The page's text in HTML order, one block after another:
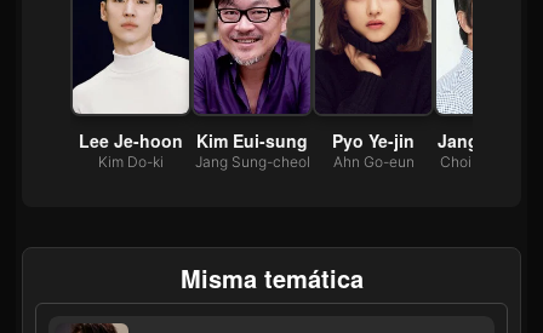
Lee Je-hoon
Kim Do-ki
Kim Eui-sung
Jang Sung-cheol
Pyo Ye-jin
Ahn Go-eun
Jang Hyuk-
Choi Kyung-
Misma temática